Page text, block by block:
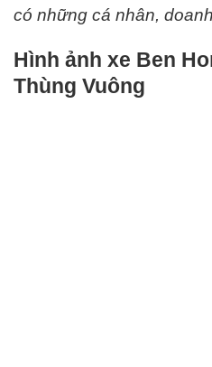
có những cá nhân,
Hình ảnh xe Ben
Thùng Vuông